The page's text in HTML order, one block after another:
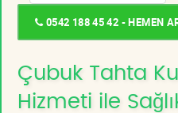
0542 188 45 42 - HEMEN
Çubuk Tahta
Hizmeti ile